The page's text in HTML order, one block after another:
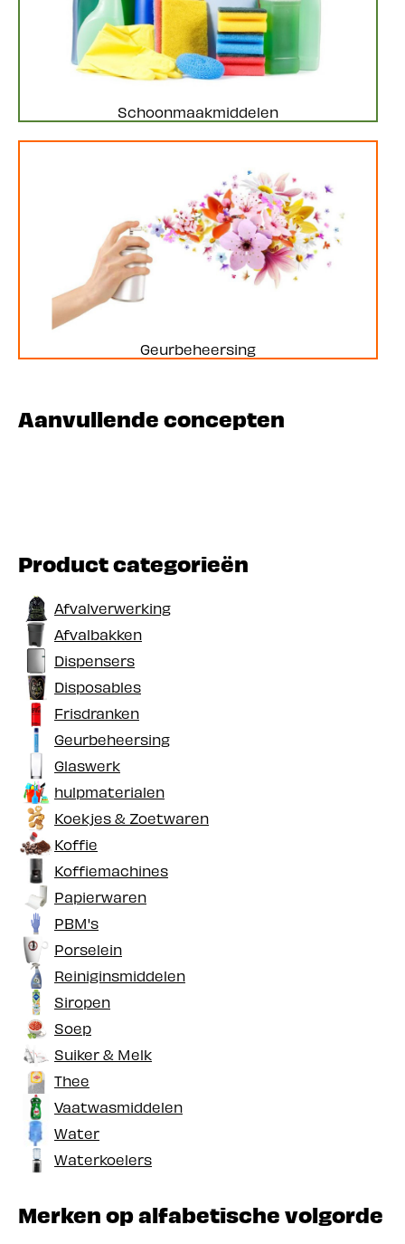
Schoonmaakmiddelen
Geurbeheersing
Aanvullende concepten
Product categorieën
Afvalverwerking
Afvalbakken
Dispensers
Disposables
Frisdranken
Geurbeheersing
Glaswerk
hulpmaterialen
Koekjes & Zoetwaren
Koffie
Koffiemachines
Papierwaren
PBM's
Porselein
Reiniginsmiddelen
Siropen
Soep
Suiker & Melk
Thee
Vaatwasmiddelen
Water
Waterkoelers
Merken op alfabetische volgorde